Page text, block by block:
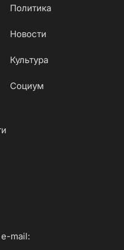
Политика
Новости
Культура
Социум
mail: